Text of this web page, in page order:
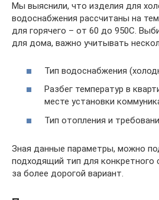
Мы выяснили, что изделия для
водоснабжения рассчитаны на
для горячего – от 60 до 950C.
для дома, важно учитывать
Тип водоснабжения
Разбег температур в
месте установки
Тип отопления и
Зная данные параметры, можно
подходящий тип для конкретного
за более дорогой вариант.